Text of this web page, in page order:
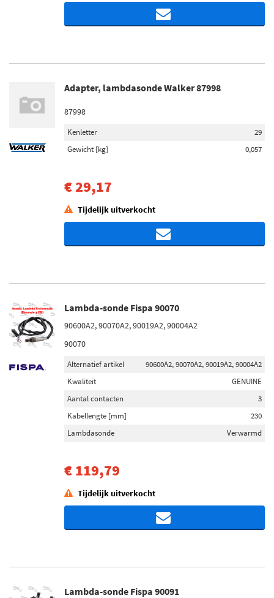
Adapter, lambdasonde Walker 87998
87998
Kenletter
29
Gewicht [kg]
0,057
€ 29,17
Tijdelijk uitverkocht
Lambda-sonde Fispa 90070
90600A2, 90070A2, 90019A2, 90004A2
90070
Alternatief artikel
90600A2, 90070A2, 90019A2, 90004A2
Kwaliteit
GENUINE
Aantal contacten
3
Kabellengte [mm]
230
Lambdasonde
Verwarmd
€ 119,79
Tijdelijk uitverkocht
Lambda-sonde Fispa 90091